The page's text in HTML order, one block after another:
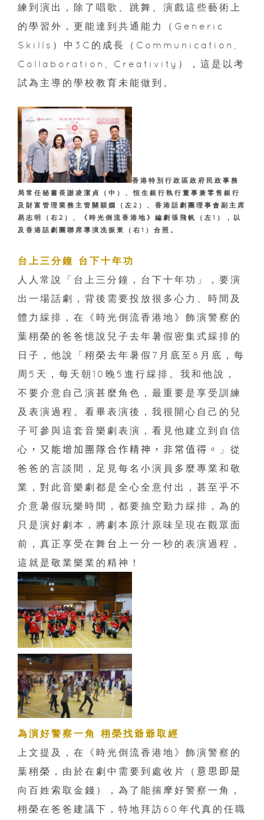
練到演出，除了唱歌、跳舞、演戲這些藝術上
的學習外，更能達到共通能力（ Generic
Skills ）中 3C 的成長（ Communication,
Collaboration, Creativity ），這是以考
試為主導的學校教育未能做到。
香港特別行政區政府民政事務
局常任秘書長謝凌潔貞（中）、恒生銀行執行董事兼零售銀行
及財富管理業務主管關穎嫺（左2）、香港話劇團理事會副主席
易志明（右2）、《時光倒流香港地》編劇張飛帆（左1），以
及香港話劇團聯席導演冼振東（右1）合照。
台上三分鐘 台下十年功
人人常說「台上三分鐘，台下十年功」，要演
出一場話劇，背後需要投放很多心力、時間及
體力綵排，在《時光倒流香港地》飾演警察的
葉栩榮的爸爸憶說兒子去年暑假密集式綵排的
日子，他說「栩榮去年暑假 7 月底至 8 月底，每
周 5 天，每天朝 10 晚 5 進行綵排。我和他說，
不要介意自己演甚麼角色，最重要是享受訓練
及表演過程。看畢表演後，我很開心自己的兒
子可參與這套音樂劇表演，看見他建立到自信
心 ，又能增加團隊合作精神，非常值得。
」從
爸爸的言談間，足見每名小演員多麼專業和敬
業，對此音樂劇都是全心全意付出，甚至乎不
介意暑假玩樂時間，都要抽空勤力綵排，為的
只是演好劇本，將劇本原汁原味呈現在觀眾面
前，真正享受在舞 台
上一分一秒的表演過程，
這就是敬業樂業的精神！
為演好警察一角 栩榮找爺爺取經
上文提及，在《時光倒流香港地》飾演警察的
葉栩榮，由於在劇中需要到處收片（ 意思即是
向百姓索取金錢），為了能揣摩好警察一角，
栩榮在爸爸建議下，特地拜訪 60 年代真的任職